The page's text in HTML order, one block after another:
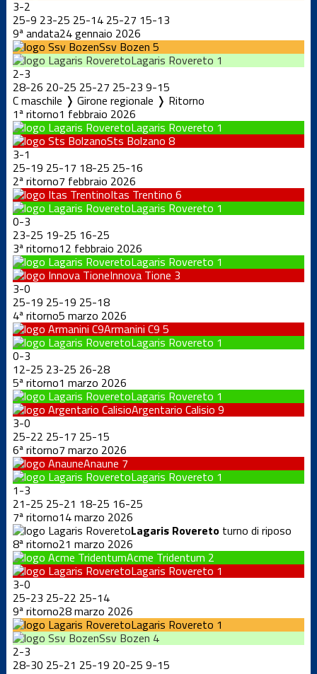
3-2
25-9 23-25 25-14 25-27 15-13
9ª andata24 gennaio 2026
Ssv Bozen 5
Lagaris Rovereto 1
2-3
28-26 20-25 25-27 25-23 9-15
C maschile ❭ Girone regionale ❭ Ritorno
1ª ritorno1 febbraio 2026
Lagaris Rovereto 1
Sts Bolzano 8
3-1
25-19 25-17 18-25 25-16
2ª ritorno7 febbraio 2026
Itas Trentino 6
Lagaris Rovereto 1
0-3
23-25 19-25 16-25
3ª ritorno12 febbraio 2026
Lagaris Rovereto 1
Innova Tione 3
3-0
25-19 25-19 25-18
4ª ritorno5 marzo 2026
Armanini C9 5
Lagaris Rovereto 1
0-3
12-25 23-25 26-28
5ª ritorno1 marzo 2026
Lagaris Rovereto 1
Argentario Calisio 9
3-0
25-22 25-17 25-15
6ª ritorno7 marzo 2026
Anaune 7
Lagaris Rovereto 1
1-3
21-25 25-21 18-25 16-25
7ª ritorno14 marzo 2026
Lagaris Roveretoturno di riposo
8ª ritorno21 marzo 2026
Acme Tridentum 2
Lagaris Rovereto 1
3-0
25-23 25-22 25-14
9ª ritorno28 marzo 2026
Lagaris Rovereto 1
Ssv Bozen 4
2-3
28-30 25-21 25-19 20-25 9-15